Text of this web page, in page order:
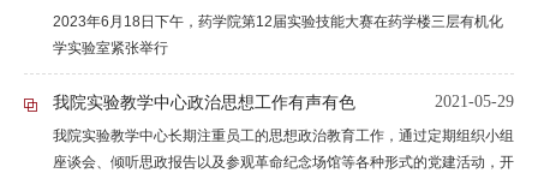
2023年6月18日下午，药学院第12届实验技能大赛在药学楼三层有机化
学实验室紧张举行
2021-05-29
我院实验教学中心政治思想工作有声有色
我院实验教学中心长期注重员工的思想政治教育工作，通过定期组织小组
座谈会、倾听思政报告以及参观革命纪念场馆等各种形式的党建活动，开